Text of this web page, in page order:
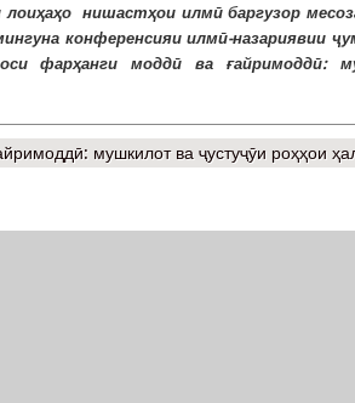
нишастҳои илмӣ баргузор
конференсияи илмӣ-назариявии
фарҳанги моддӣ ва ғайримоддӣ:
мушкилот ва ҷустуҷӯи роҳҳои